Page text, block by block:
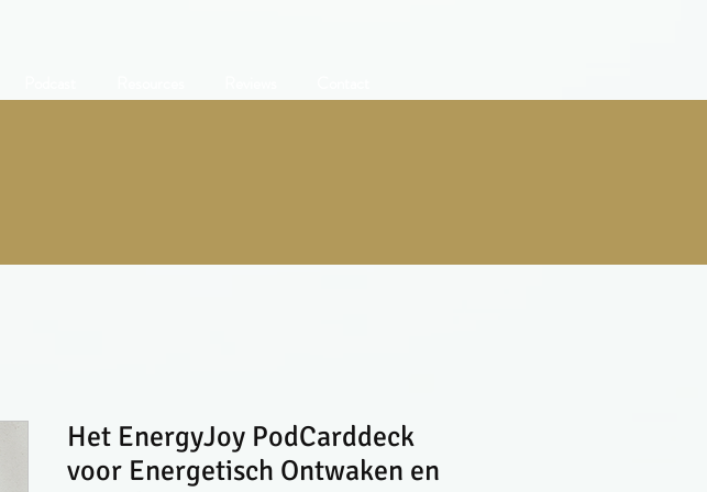
Het EnergyJoy PodCarddeck
voor Energetisch Ontwaken en